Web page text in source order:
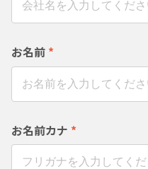
お名前 *
お名前カナ *